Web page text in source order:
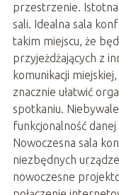
przestrzenie.
sali. Idealna sala
takim miejscu, że
przyjeżdżających z
komunikacji
znacznie ułatwić
spotkaniu.
funkcjonalność
Nowoczesna sala
niezbędnych
nowoczesne